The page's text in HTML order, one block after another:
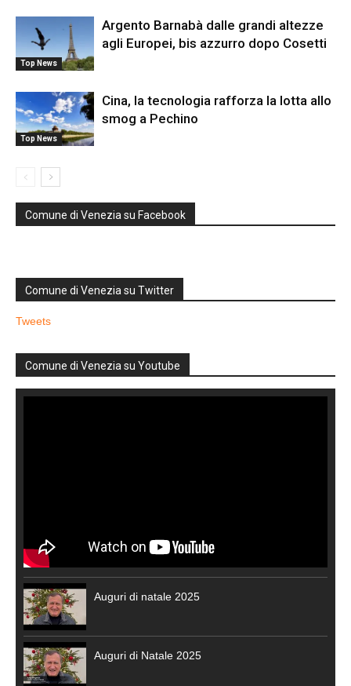
Top News
Argento Barnabà dalle grandi altezze
agli Europei, bis azzurro dopo Cosetti
Top News
Cina, la tecnologia rafforza la lotta allo
smog a Pechino
Comune di Venezia su Facebook
Comune di Venezia su Twitter
Tweets
Comune di Venezia su Youtube
Auguri di natale 2025
Auguri di Natale 2025